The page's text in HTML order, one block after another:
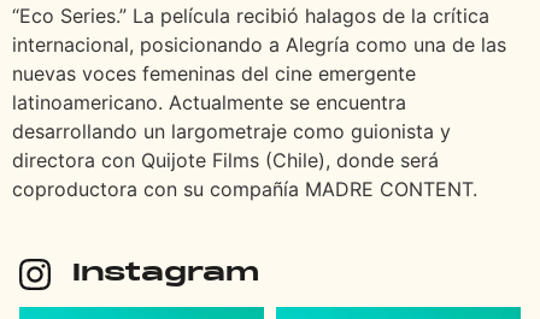
“Eco Series.” La película recibió halagos de la crítica
internacional, posicionando a Alegría como una de las
nuevas voces femeninas del cine emergente
latinoamericano. Actualmente se encuentra
desarrollando un largometraje como guionista y
directora con Quijote Films (Chile), donde será
coproductora con su compañía MADRE CONTENT.
Instagram